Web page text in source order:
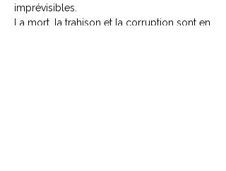
imprévisibles.
La mort, la trahison et la corruption sont en